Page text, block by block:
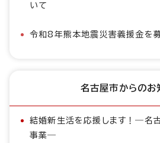
いて
令和8年熊本地震災害義援金を
名古屋市からのお
結婚新生活を応援します！―名
事業―